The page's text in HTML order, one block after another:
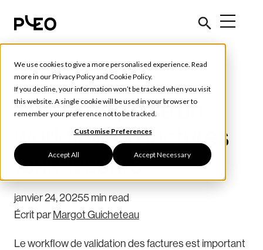
We use cookies to give a more personalised experience. Read
more in ourPrivacy Policyand Cookie Policy.
If you decline, your information won’t be tracked when you visit
this website. A single cookie will be used in your browser to
remember your preference not to be tracked.
Customise Preferences
Accept All Accept Necessary
Outils et conseils
Mettre en place un
workflow de factures
fournisseurs
janvier 24, 20255 min read
Écrit par Margot Guicheteau
Le workflow de validation des factures est important